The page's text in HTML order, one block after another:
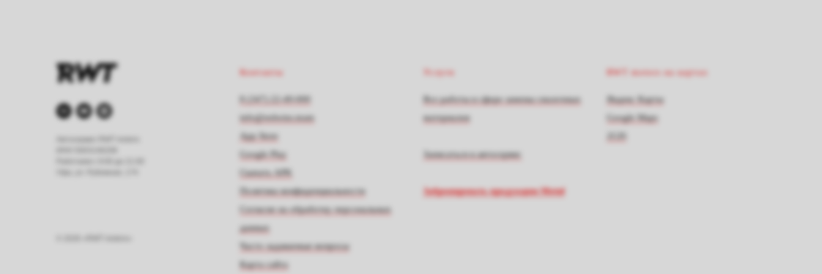
Контакты
8 (347) 22-49-000
info@redwins.team
App Store
Google Play
Скачать APK
Политика конфиденциальности
Согласие на обработку персональных
данных
Часто задаваемые вопросы
Карта сайта
Услуги
Все работы в сфере замены смазочных
материалов
Записаться в автосервис
Забронировать продукцию Motul
RWT motors на картах
Яндекс Карты
Google Maps